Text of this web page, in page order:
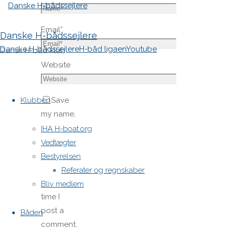
Danske H-bådssejlere
Dansk H-båd klub
Danske H-bådssejlereH-båd ligaenYoutube
Klubben
IHA H-boat.org
Vedtægter
Bestyrelsen
Referater og regnskaber
Bliv medlem
Båden
Email*
Website
Save
my name,
email,
and site
URL in my
browser
for next
time I
post a
comment.